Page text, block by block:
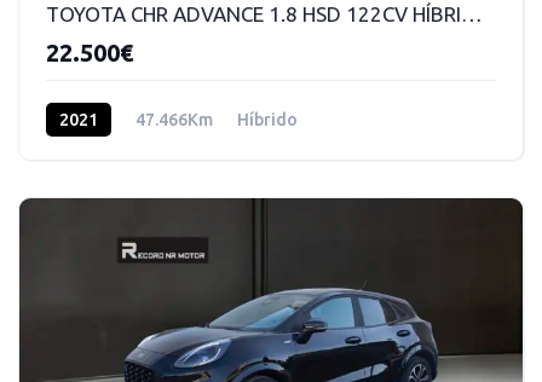
TOYOTA CHR ADVANCE 1.8 HSD 122CV HÍBRIDO/GASOLINA AUTOMÁTICO
22.500€
2021 47.466Km Híbrido